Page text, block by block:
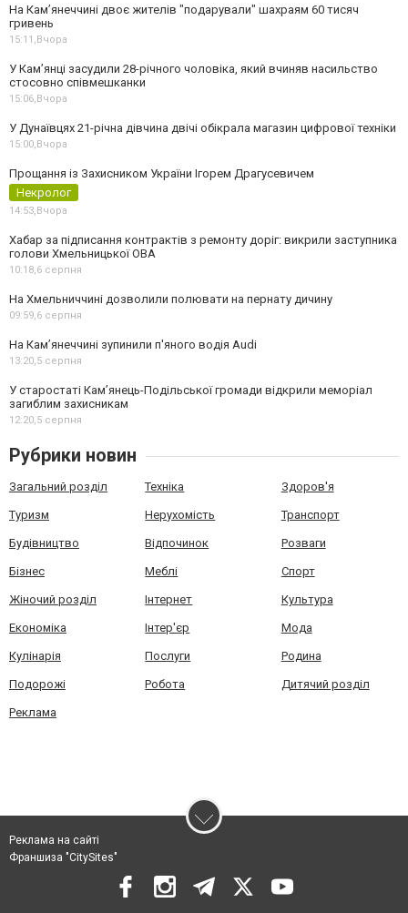
На Камʼянеччині двоє жителів "подарували" шахраям 60 тисяч
гривень
15:11,Вчора
У Камʼянці засудили 28-річного чоловіка, який вчиняв насильство
стосовно співмешканки
15:06,Вчора
У Дунаївцях 21-річна дівчина двічі обікрала магазин цифрової техніки
15:00,Вчора
Прощання із Захисником України Ігорем Драгусевичем
Некролог
14:53,Вчора
Хабар за підписання контрактів з ремонту доріг: викрили заступника
голови Хмельницької ОВА
10:18,6 серпня
На Хмельниччині дозволили полювати на пернату дичину
09:59,6 серпня
На Камʼянеччині зупинили п'яного водія Audi
13:20,5 серпня
У старостаті Кам’янець-Подільської громади відкрили меморіал
загиблим захисникам
12:20,5 серпня
Рубрики новин
Загальний розділ Техніка Здоров'я
Туризм Нерухомість Транспорт
Будівництво Відпочинок Розваги
Бізнес Меблі Спорт
Жіночий розділ Інтернет Культура
Економіка Інтер'єр Мода
Кулінарія Послуги Родина
Подорожі Робота Дитячий розділ
Реклама
Реклама на сайті
Франшиза "CitySites"